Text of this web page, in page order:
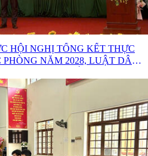
HỘI NGHỊ TỔNG KẾT THỰC
NĂM 2028, LUẬT DÂN